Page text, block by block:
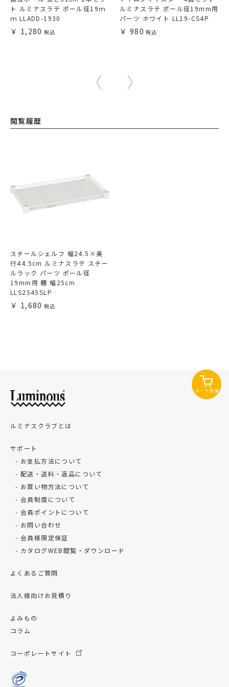
ト ルミナスラテ ポール径19ｍ
ｍ LLADD-1930
1,280
ルミナスラテ ポール径19mm用
パーツ ホワイト LL19-CS4P
980
閲覧履歴
スチールシェルフ 幅24.5×奥
行44.5cm ルミナスラテ スチー
ルラック パーツ ポール径
19mm用 棚 幅25cm
LLS2545SLP
1,680
カート追加
ルミナスクラブとは
サポート
お支払方法について
配送・送料・返品について
お買い物方法について
会員制度について
会員ポイントについて
お問い合わせ
会員様限定保証
カタログWEB閲覧・ダウンロード
よくあるご質問
法人様向けお見積り
よみもの
コラム
コーポレートサイト